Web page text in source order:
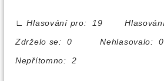
∟
Hlasování pro: 19
Zdrželo se: 0
Nepřítomno: 2